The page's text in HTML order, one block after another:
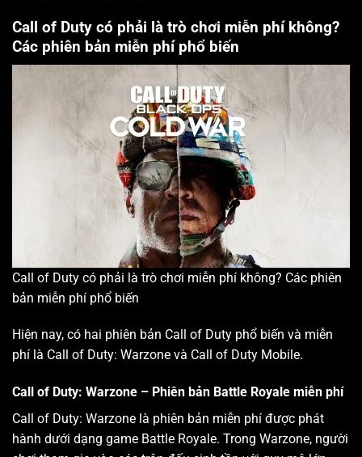
Call of Duty có phải là trò chơi miễn phí không?
Các phiên bản miễn phí phổ biến
Call of Duty có phải là trò chơi miễn phí không? Các phiên
bản miễn phí phổ biến
Hiện nay, có hai phiên bản Call of Duty phổ biến và miễn
phí là Call of Duty: Warzone và Call of Duty Mobile.
Call of Duty: Warzone – Phiên bản Battle Royale miễn phí
Call of Duty: Warzone là phiên bản miễn phí được phát
hành dưới dạng game Battle Royale. Trong Warzone, người